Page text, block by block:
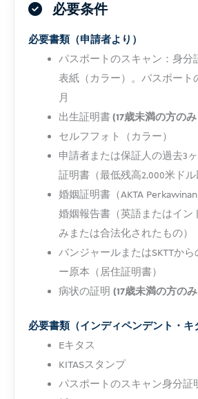
必要条件
必要書類（申請者より）
パスポートのスキャン：身分
表紙（カラー）。パスポート
月
出生証明書 (17歳未満の方のみ
セルフフォト（カラー）
申請者または保証人の過去3
証明書（最低残高2,000米ド
婚姻証明書（AKTA
婚姻報告書（英語またはイン
みまたは合法化されたもの）
バンジャールまたはSKTTか
ー原本（居住証明書）
病状の証明(17歳未満の方のみ
必要書類（インディペンデント・キ
Eキタス
KITASスタンプ
パスポートのスキャン身分証